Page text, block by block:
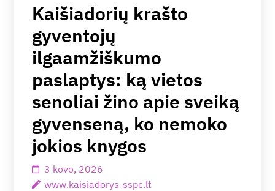
Kaišiadorių krašto
gyventojų
ilgaamžiškumo
paslaptys: ką vietos
senoliai žino apie sveiką
gyvenseną, ko nemoko
jokios knygos
3 kovo, 2026
www.kaisiadorys-sspc.lt